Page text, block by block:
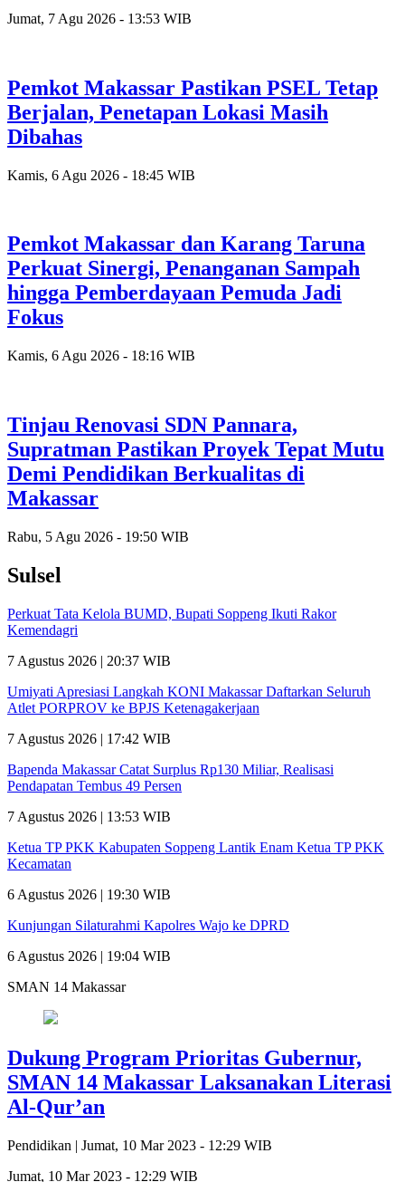
Jumat, 7 Agu 2026 - 13:53 WIB
Pemkot Makassar Pastikan PSEL Tetap
Berjalan, Penetapan Lokasi Masih
Dibahas
Kamis, 6 Agu 2026 - 18:45 WIB
Pemkot Makassar dan Karang Taruna
Perkuat Sinergi, Penanganan Sampah
hingga Pemberdayaan Pemuda Jadi
Fokus
Kamis, 6 Agu 2026 - 18:16 WIB
Tinjau Renovasi SDN Pannara,
Supratman Pastikan Proyek Tepat Mutu
Demi Pendidikan Berkualitas di
Makassar
Rabu, 5 Agu 2026 - 19:50 WIB
Sulsel
Perkuat Tata Kelola BUMD, Bupati Soppeng Ikuti Rakor
Kemendagri
7 Agustus 2026 | 20:37 WIB
Umiyati Apresiasi Langkah KONI Makassar Daftarkan Seluruh
Atlet PORPROV ke BPJS Ketenagakerjaan
7 Agustus 2026 | 17:42 WIB
Bapenda Makassar Catat Surplus Rp130 Miliar, Realisasi
Pendapatan Tembus 49 Persen
7 Agustus 2026 | 13:53 WIB
Ketua TP PKK Kabupaten Soppeng Lantik Enam Ketua TP PKK
Kecamatan
6 Agustus 2026 | 19:30 WIB
Kunjungan Silaturahmi Kapolres Wajo ke DPRD
6 Agustus 2026 | 19:04 WIB
SMAN 14 Makassar
Dukung Program Prioritas Gubernur,
SMAN 14 Makassar Laksanakan Literasi
Al-Qur’an
Pendidikan | Jumat, 10 Mar 2023 - 12:29 WIB
Jumat, 10 Mar 2023 - 12:29 WIB